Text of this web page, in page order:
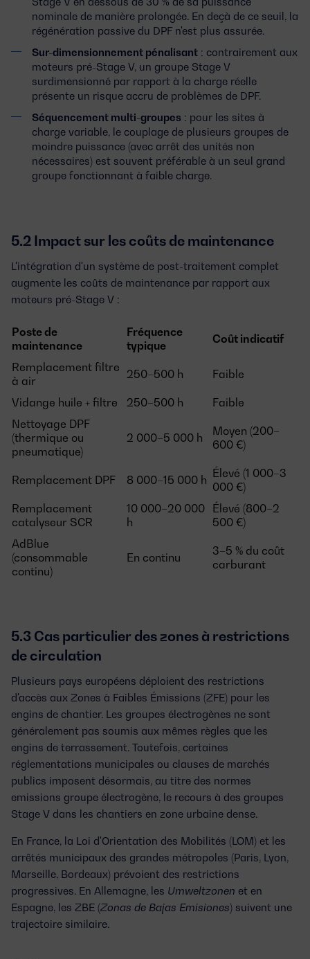
nominale de manière prolongée. En deçà de ce seuil, la
régénération passive du DPF n'est plus assurée.
Sur-dimensionnement pénalisant : contrairement aux
moteurs pré-Stage V, un groupe Stage V
surdimensionné par rapport à la charge réelle
présente un risque accru de problèmes de DPF.
Séquencement multi-groupes : pour les sites à
charge variable, le couplage de plusieurs groupes de
moindre puissance (avec arrêt des unités non
nécessaires) est souvent préférable à un seul grand
groupe fonctionnant à faible charge.
5.2 Impact sur les coûts de maintenance
L'intégration d'un système de post-traitement complet
augmente les coûts de maintenance par rapport aux
moteurs pré-Stage V :
Poste de
maintenance
Fréquence
typique
Coût indicatif
Remplacement filtre
à air
250–500 h Faible
Vidange huile + filtre 250–500 h
Faible
Nettoyage DPF
(thermique ou
pneumatique)
2 000–5 000 h
Moyen (200–
600 €)
Remplacement DPF 8 000–15 000 h Élevé (1 000–3
000 €)
Remplacement
catalyseur SCR
10 000–20 000
h
Élevé (800–2
500 €)
AdBlue
(consommable
continu)
En continu
3–5 % du coût
carburant
5.3 Cas particulier des zones à restrictions
de circulation
Plusieurs pays européens déploient des restrictions
d'accès aux Zones à Faibles Émissions (ZFE) pour les
engins de chantier. Les groupes électrogènes ne sont
généralement pas soumis aux mêmes règles que les
engins de terrassement. Toutefois, certaines
réglementations municipales ou clauses de marchés
publics imposent désormais, au titre des normes
emissions groupe électrogène , le recours à des groupes
Stage V dans les chantiers en zone urbaine dense.
En France, la Loi d'Orientation des Mobilités (LOM) et les
arrêtés municipaux des grandes métropoles (Paris, Lyon,
Marseille, Bordeaux) prévoient des restrictions
progressives. En Allemagne, les Umweltzonen et en
Espagne, les ZBE (Zonas de Bajas Emisiones) suivent une
trajectoire similaire.